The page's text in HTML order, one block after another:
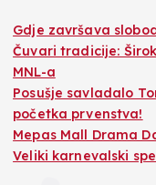
Gdje završava
Čuvari tradicije:
MNL-a
Posušje savladalo
početka prvenstva!
Mepas Mall Drama
Veliki karnevalski